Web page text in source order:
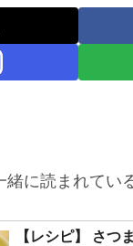
緒に読まれてい
【レシピ】 さつ